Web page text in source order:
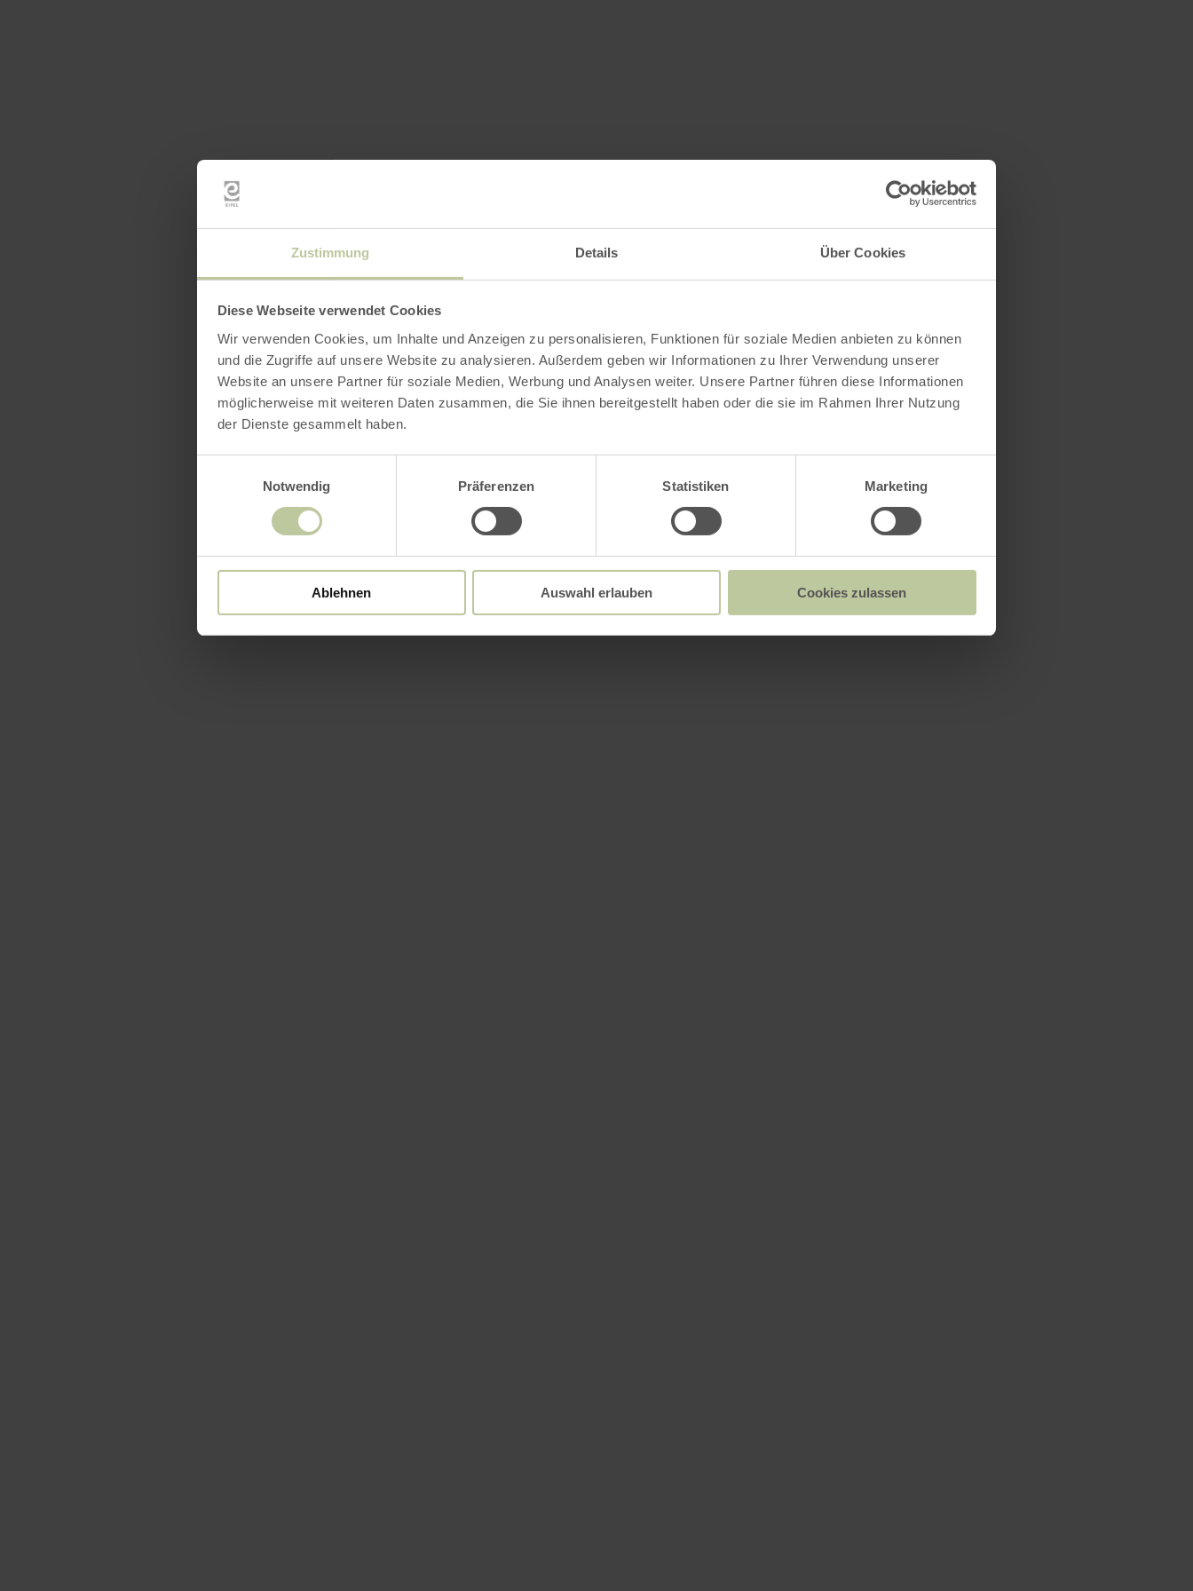
Zustimmung Details Über Cookies
Diese Webseite verwendet Cookies
Wir verwenden Cookies, um Inhalte und Anzeigen zu personalisieren, Funktionen für soziale Medien anbieten zu können
und die Zugriffe auf unsere Website zu analysieren. Außerdem geben wir Informationen zu Ihrer Verwendung unserer
Website an unsere Partner für soziale Medien, Werbung und Analysen weiter. Unsere Partner führen diese Informationen
möglicherweise mit weiteren Daten zusammen, die Sie ihnen bereitgestellt haben oder die sie im Rahmen Ihrer Nutzung
der Dienste gesammelt haben.
Notwendig
Präferenzen Statistiken Marketing
Ablehnen Auswahl erlauben Cookies zulassen